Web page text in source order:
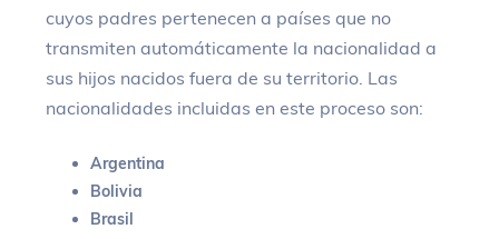
cuyos padres pertenecen a países que no
transmiten automáticamente la nacionalidad a
sus hijos nacidos fuera de su territorio. Las
nacionalidades incluidas en este proceso son:
Argentina
Bolivia
Brasil